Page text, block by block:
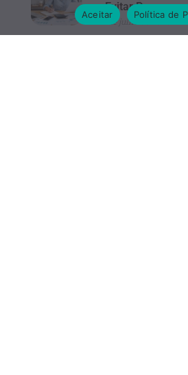
e Evitar Prejuízo
27 de julho de 2026
Aceitar
Política de